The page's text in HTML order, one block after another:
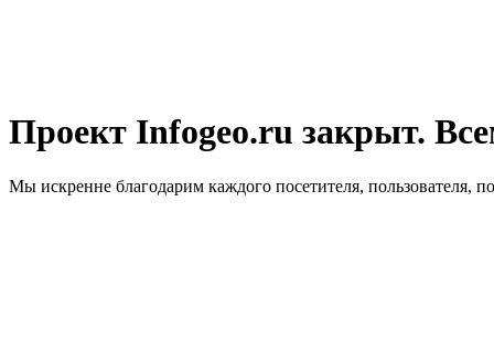
Проект Infogeo.ru закрыт.
Мы искренне благодарим каждого посетителя, пользователя,